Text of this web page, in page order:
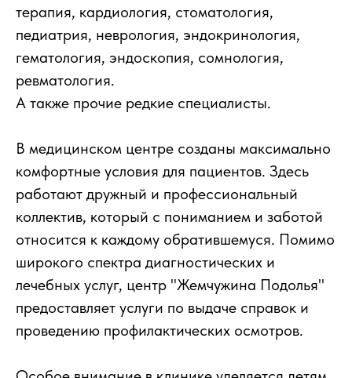
терапия, кардиология, стоматология,
педиатрия, неврология, эндокринология,
гематология, эндоскопия, сомнология,
ревматология.
А также прочие редкие специалисты.
В медицинском центре созданы максимально
комфортные условия для пациентов. Здесь
работают дружный и профессиональный
коллектив, который с пониманием и заботой
относится к каждому обратившемуся. Помимо
широкого спектра диагностических и
лечебных услуг, центр "Жемчужина Подолья"
предоставляет услуги по выдаче справок и
проведению профилактических осмотров.